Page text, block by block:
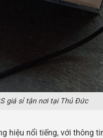
giá sỉ tận nơi tại Thủ Đức
hiệu nổi tiếng, với thông